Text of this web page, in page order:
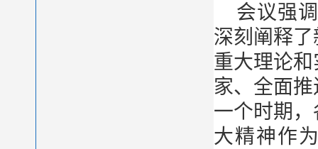
会议强
深刻阐释
重大理论
家、全面
一个时期
大精神作